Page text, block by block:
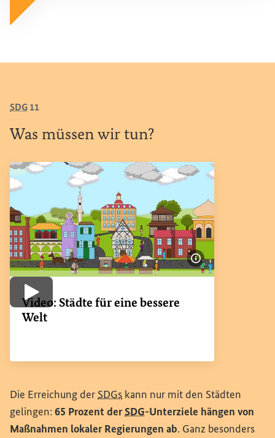
SDG 11
Was müssen wir tun?
Video abspielen
Video: Städte für eine bessere
Welt
Die Erreichung der SDGs kann nur mit den Städten
gelingen:65 Prozent derSDG-Unterziele hängen von
Maßnahmen lokaler Regierungen ab. Ganz besonders